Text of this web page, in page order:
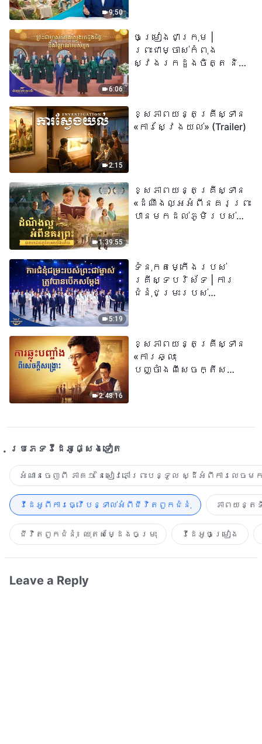
9:50
មានជីវិតអស់កល្ប
ជានិច្ច» មានន័យដូច
ម្តេចពិតប្រាកដ?
6:06
ចម្រៀងជាក្រុម |
ព្រះជាម្ចាស់កំពុង
ស្វែងរកដួងចិត្ត និង
2:15
ខ្សែភាពយន្តគ្រីស្ទាន
«ការស្វែងយល់» (Trailer)
1:39:55
ខ្សែភាពយន្តគ្រីស្ទាន
«ដំណឹងល្អអំពីនគរព្រះ
បានមកដល់​ភូមិរបស់
5:19
ទំនុកតម្កើង​របស់​
គ្រីស្ទបរិស័ទ | ការ
ជំនុំជម្រះរបស់
2:48:16
ខ្សែភាពយន្តគ្រីស្ទាន
«ការឆ្លុះ
បញ្ចាំងពីសេចក្តីសង្រ្គោះ»
ប្រភេទ​វីដេអូ​ផ្សេង​ទៀត​
អំណានចេញពី ភាគ១ នៃសៀវភៅព្រះបន្ទូល ស្ដីអំពីការលេច
វីដេអូពីការធ្វើបន្ទាល់អំពីជីវិតពួកជំនុំ ភាពយន្
ជីវិតពួកជំនុំ៖ ឈុតសម្ដែងចម្រុះ វីដេអូចម្រៀង​
Leave a Reply